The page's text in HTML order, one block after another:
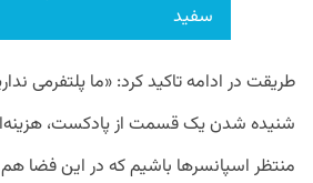
سفید
طریقت در ادامه تاکید کرد:‌ «ما پلتفرمی
شنیده شدن یک قسمت از پادکست،
منتظر اسپانسرها باشیم که در این فضا